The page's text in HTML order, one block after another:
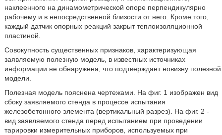
наклеенного на динамометрической опоре перпендикулярно
рабочему и в непосредственной близости от него. Кроме того,
каждый датчик опорных реакций закрыт теплоизоляционной
пластиной.
Совокупность существенных признаков, характеризующая
заявляемую полезную модель, в известных источниках
информации не обнаружена, что подтверждает новизну полезной
модели.
Полезная модель пояснена чертежами. На фиг. 1 изображен вид
сбоку заявляемого стенда в процессе испытания
железобетонного элемента (вертикальный разрез). На фиг. 2 -
вид заявляемого стенда перед испытанием при проведении
тарировки измерительных приборов, используемых при